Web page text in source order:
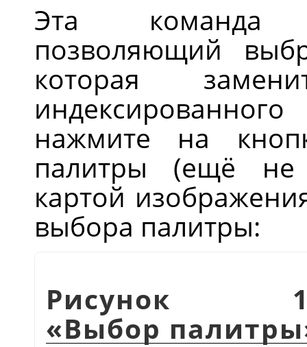
Эта команда
позволяющий
которая
нажмите на
палитры (ещё не
картой
выбора палитры:
Рисунок
«Выбор палитры